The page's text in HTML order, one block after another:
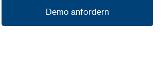
Demo anfordern